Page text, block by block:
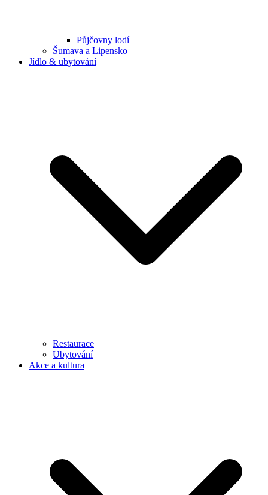
Půjčovny lodí
Šumava a Lipensko
Jídlo & ubytování
Restaurace
Ubytování
Akce a kultura